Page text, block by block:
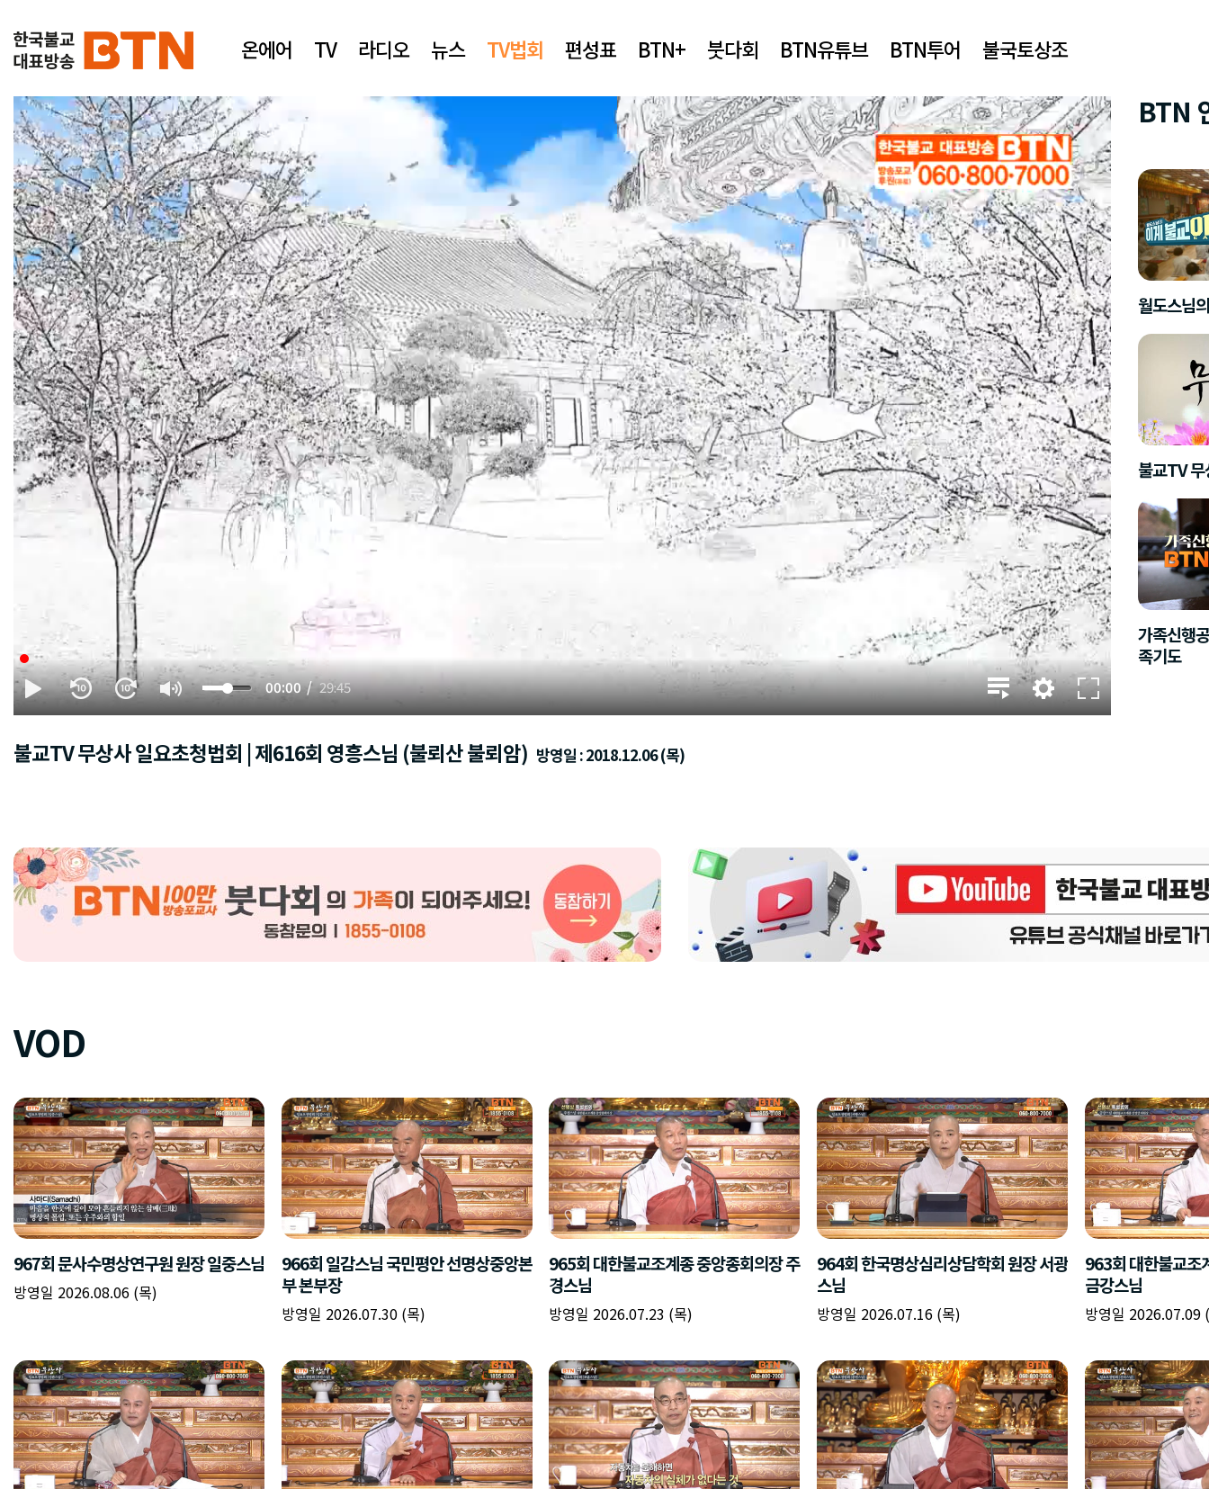
온에어 TV 라디오 뉴스 TV법회 편성표 BTN+ 붓다회 BTN유튜브 BTN투어 불국토상조
00:00 29:45
정
책
갈
피
입
력
이름
시간
확인
닫기
구
간
반
복
입
력
이름
시작시간
종료시간
확인
닫기
플
레
이
리
스
트
이름
주소
이미지
BTN
월도스님
불교TV
가족신행
족기도
불교TV 무상사 일요초청법회 | 제616회 영흥스님 (불뢰산 불뢰암) 방영일 : 2018.12.06 (목)